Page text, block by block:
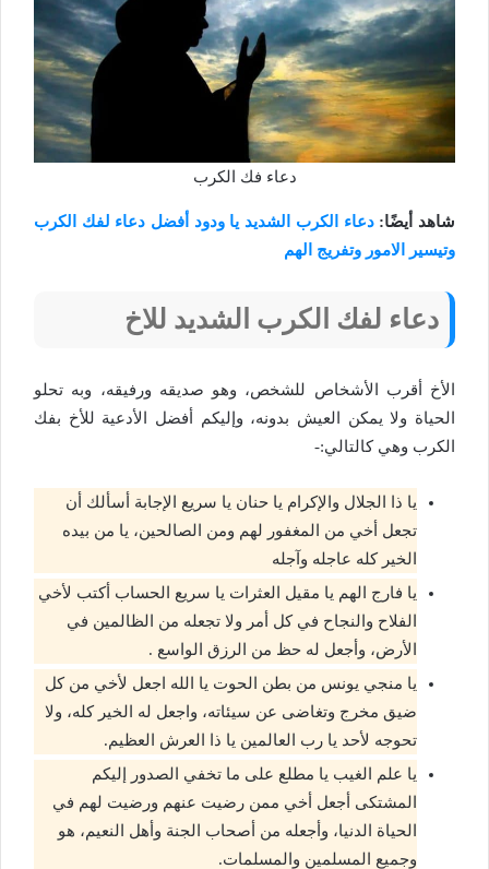
دعاء فك الكرب
شاهد أيضًا:دعاء الكرب الشديد يا ودود أفضل دعاء لفك الكرب
وتيسير الامور وتفريج الهم
دعاء لفك الكرب الشديد للاخ
الأخ أقرب الأشخاص للشخص، وهو صديقه ورفيقه، وبه تحلو
الحياة ولا يمكن العيش بدونه، وإليكم أفضل الأدعية للأخ بفك
الكرب وهي كالتالي:-
يا ذا الجلال والإكرام يا حنان يا سريع الإجابة أسألك أن
تجعل أخي من المغفور لهم ومن الصالحين، يا من بيده
الخير كله عاجله وآجله
يا فارج الهم يا مقيل العثرات يا سريع الحساب أكتب لأخي
الفلاح والنجاح في كل أمر ولا تجعله من الظالمين في
الأرض، وأجعل له حظ من الرزق الواسع .
يا منجي يونس من بطن الحوت يا الله اجعل لأخي من كل
ضيق مخرج وتغاضى عن سيئاته، واجعل له الخير كله، ولا
تحوجه لأحد يا رب العالمين يا ذا العرش العظيم.
يا علم الغيب يا مطلع على ما تخفي الصدور إليكم
المشتكى أجعل أخي ممن رضيت عنهم ورضيت لهم في
الحياة الدنيا، وأجعله من أصحاب الجنة وأهل النعيم، هو
وجميع المسلمين والمسلمات.